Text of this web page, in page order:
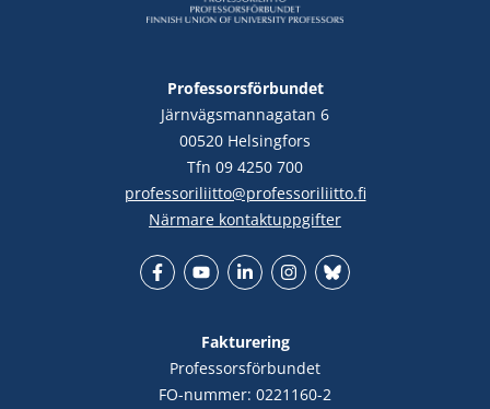
Professorsförbundet
Järnvägsmannagatan 6
00520 Helsingfors
Tfn 09 4250 700
professoriliitto@professoriliitto.fi
Närmare kontaktuppgifter
Fakturering
Professorsförbundet
FO-nummer: 0221160-2